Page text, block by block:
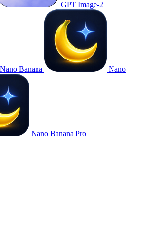
GPT Image-2
Nano Banana Nano
Nano Banana Pro